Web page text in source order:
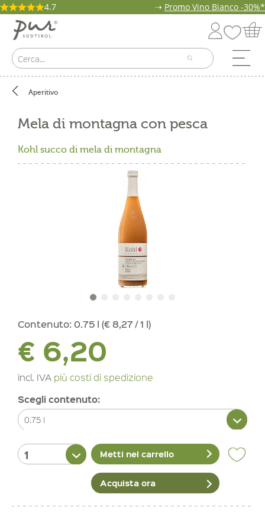
4.7 ➝ Promo Vino Bianco -30%*
Aperitivo
Mela di montagna con pesca
Kohl succo di mela di montagna
Contenuto: 0.75 l (€ 8,27 / 1 l)
€ 6,20
incl. IVA più costi di spedizione
Scegli contenuto:
Metti nel carrello
Acquista ora